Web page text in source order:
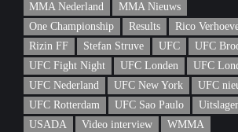
MMA Nederland
MMA Nieuws
One Championship
Results
Rico
Rizin FF
Stefan Struve UFC
UFC
UFC Fight Night
UFC Londen
UFC
UFC Nederland
UFC New York
UFC
UFC Rotterdam
UFC Sao Paulo
USADA
Video interview WMMA